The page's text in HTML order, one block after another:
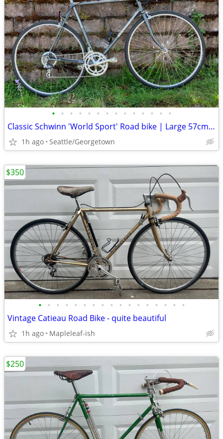
• • • • • • • • • • • • • •
Classic Schwinn 'World Sport' Road bike | Large 57cm | 5'9"- 6' +
1h ago Seattle/Georgetown
• • • • • • • • • • • • • • • • •
Vintage Catieau Road Bike - quite beautiful
1h ago Mapleleaf-ish
$350
$250